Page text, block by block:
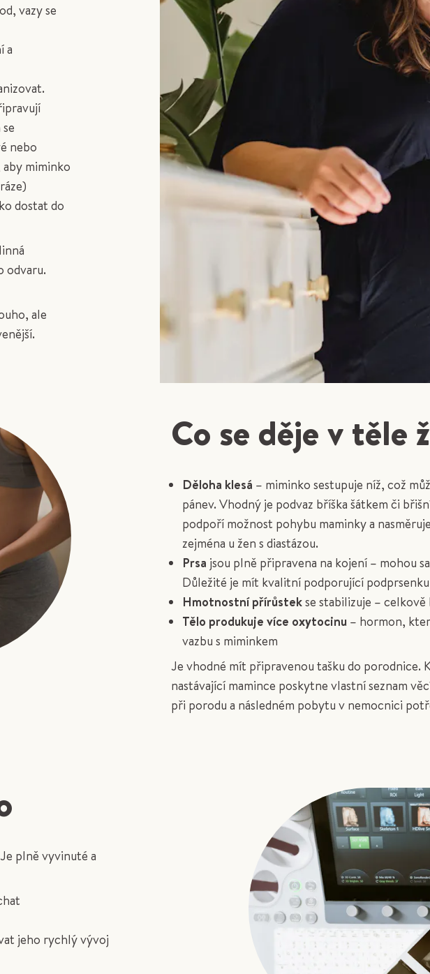
vazy se
a
nebo
miminko
dostat do
odvaru.
ale
Co se děje v těle
Děloha klesá – miminko sestupuje níž, což
pánev. Vhodný je podvaz bříška šátkem či
podpoří možnost pohybu maminky a
zejména u žen s diastázou.
Prsa jsou plně připravena na kojení – mohou
Důležité je mít kvalitní podporující
Hmotnostní přírůstekse stabilizuje – celkově
Tělo produkuje více oxytocinu – hormon,
vazbu s miminkem
Je vhodné mít připravenou tašku do porodnice.
nastávající mamince poskytne vlastní seznam
při porodu a následném pobytu v nemocnici
plně vyvinuté a
jeho rychlý vývoj